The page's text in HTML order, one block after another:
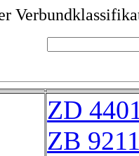
ZD
ZB